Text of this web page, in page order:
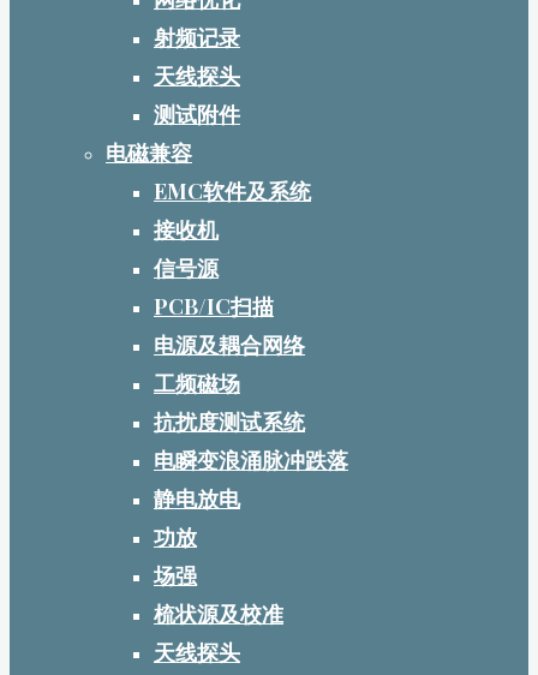
射频记录
天线探头
测试附件
电磁兼容
EMC软件及系统
接收机
信号源
PCB/IC扫描
电源及耦合网络
工频磁场
抗扰度测试系统
电瞬变浪涌脉冲跌落
静电放电
功放
场强
梳状源及校准
天线探头